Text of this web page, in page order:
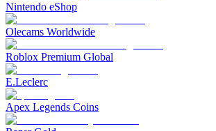
Nintendo eShop
Olecams Worldwide
Roblox Premium Global
E.Leclerc
Apex Legends Coins